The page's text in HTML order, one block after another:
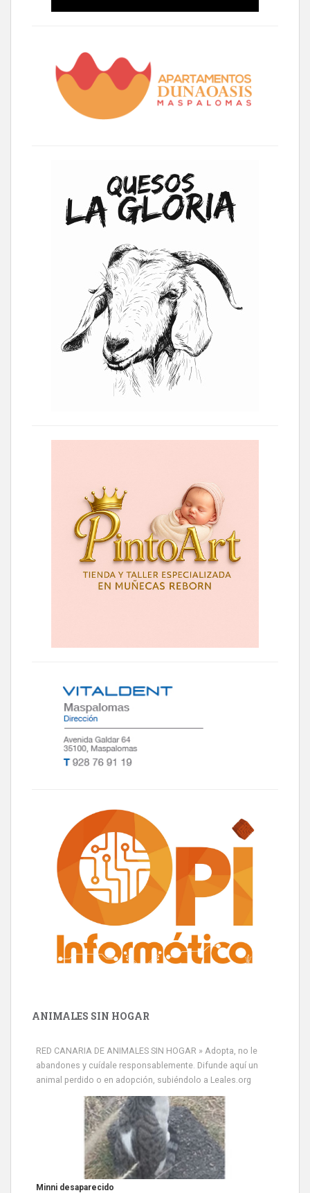
ANIMALES SIN HOGAR
RED CANARIA DE ANIMALES SIN HOGAR » Adopta, no le
abandones y cuídale responsablemente. Difunde aquí un
animal perdido o en adopción, subiéndolo a Leales.org
Siami Perdida